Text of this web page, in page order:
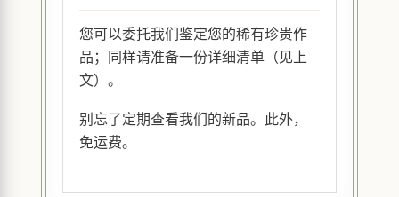
您可以委托我们鉴定您的稀有珍贵作
品；同样请准备一份详细清单（见上
文）。
别忘了定期查看我们的新品。此外，
免运费。